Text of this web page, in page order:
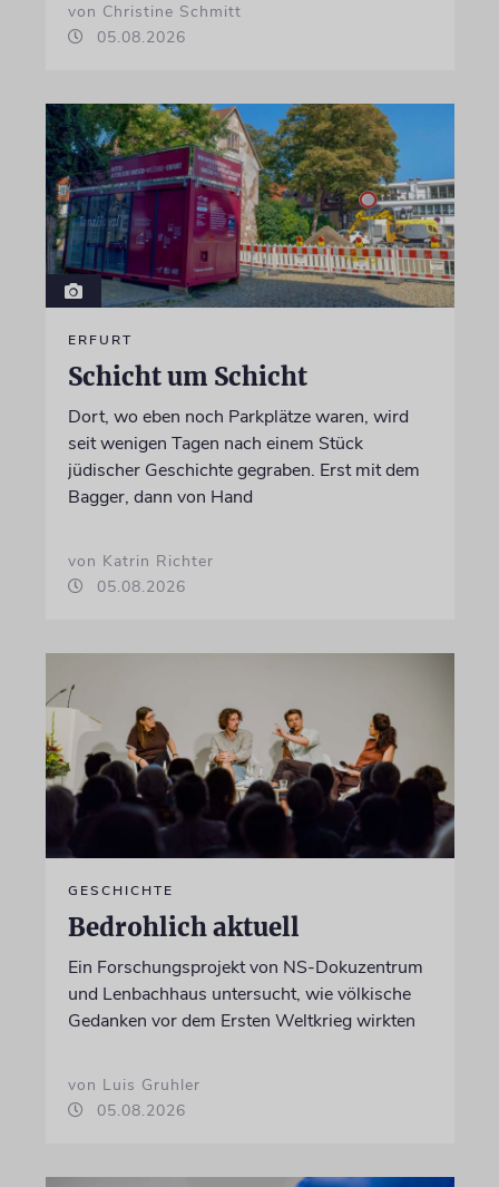
von Christine Schmitt
05.08.2026
ERFURT
Schicht um Schicht
Dort, wo eben noch Parkplätze waren, wird
seit wenigen Tagen nach einem Stück
jüdischer Geschichte gegraben. Erst mit dem
Bagger, dann von Hand
von Katrin Richter
05.08.2026
GESCHICHTE
Bedrohlich aktuell
Ein Forschungsprojekt von NS-Dokuzentrum
und Lenbachhaus untersucht, wie völkische
Gedanken vor dem Ersten Weltkrieg wirkten
von Luis Gruhler
05.08.2026